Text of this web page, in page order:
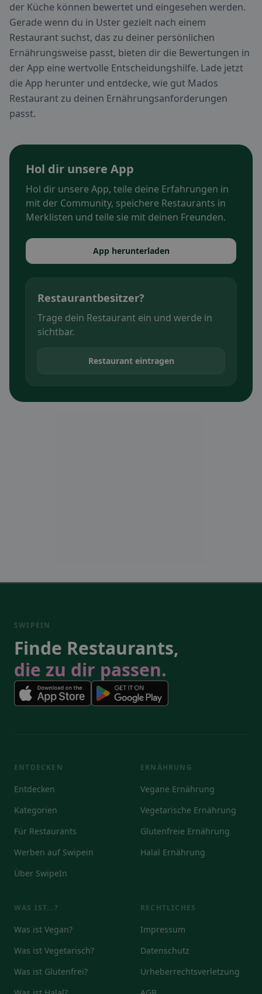
der Küche können bewertet und eingesehen werden.
Gerade wenn du in Uster gezielt nach einem
Restaurant suchst, das zu deiner persönlichen
Ernährungsweise passt, bieten dir die Bewertungen in
der App eine wertvolle Entscheidungshilfe. Lade jetzt
die App herunter und entdecke, wie gut Mados
Restaurant zu deinen Ernährungsanforderungen
passt.
Hol dir unsere App
Hol dir unsere App, teile deine Erfahrungen in
mit der Community, speichere Restaurants in
Merklisten und teile sie mit deinen Freunden.
App herunterladen
Restaurantbesitzer?
Trage dein Restaurant ein und werde in
sichtbar.
Restaurant eintragen
SWIPEIN
Finde Restaurants,
die zu dir passen.
ENTDECKEN
Entdecken
Kategorien
Für Restaurants
Werben auf Swipein
Über SwipeIn
ERNÄHRUNG
Vegane Ernährung
Vegetarische Ernährung
Glutenfreie Ernährung
Halal Ernährung
WAS IST...?
Was ist Vegan?
Was ist Vegetarisch?
Was ist Glutenfrei?
RECHTLICHES
Impressum
Datenschutz
Urheberrechtsverletzung